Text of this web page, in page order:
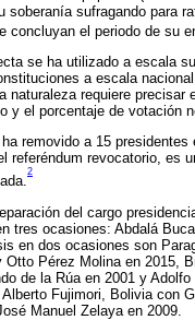
sufragando para
concluyan el periodo de su
se ha utilizado a escala
a escala
naturaleza requiere
y el porcentaje de votación
removido a 15
referéndum revocatorio, es
2
del cargo
tres ocasiones: Abdalá
en dos ocasiones son
Pérez Molina en 2015,
de la Rúa en 2001 y
Fujimori, Bolivia con
Manuel Zelaya en 2009.